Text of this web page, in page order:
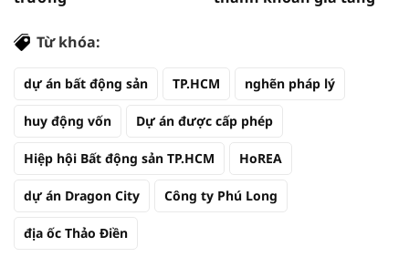
Từ khóa:
dự án bất động sản TP.HCM nghẽn pháp lý
huy động vốn Dự án được cấp phép
Hiệp hội Bất động sản TP.HCM HoREA
dự án Dragon City Công ty Phú Long
địa ốc Thảo Điền